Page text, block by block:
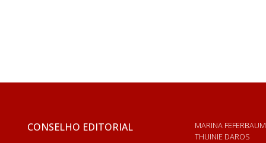
CONSELHO EDITORIAL
MARINA FEFERBAUM
THUINIE DAROS